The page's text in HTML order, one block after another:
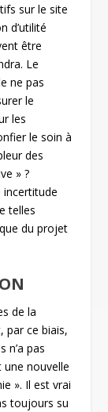
sur le site
d’utilité
être
Le
ne pas
le
les
le soin à
des
» ?
telles
du projet
de la
par ce biais,
n’a pas
une nouvelle
». Il est vrai
toujours su